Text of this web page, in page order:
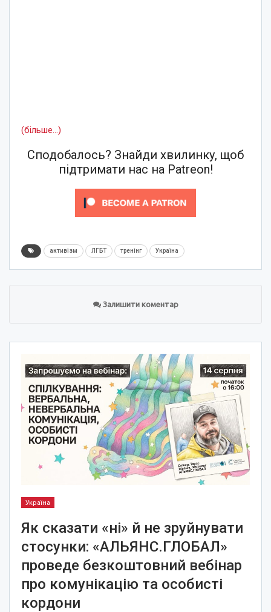
(більше…)
Сподобалось? Знайди хвилинку, щоб
підтримати нас на Patreon!
активізм ЛГБТ тренінг Україна
Залишити коментар
Україна
Як сказати «ні» й не зруйнувати
стосунки: «АЛЬЯНС.ГЛОБАЛ»
проведе безкоштовний вебінар
про комунікацію та особисті
кордони